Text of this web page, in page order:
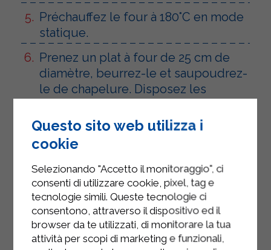
Préchauffez le four à 180°C en mode
statique.
Prenez un plat à four de 25 cm de
diamètre, beurrez-le et saupoudrez-
le de chapelure. Disposez les
une première couche, sans les
superposer, puis ajoutez la moitié
des oignons cuits.
Recouvrir d'un peu de béchamel
Sterilgarda et parsemer de persil
haché.
Répétez les couches en ajoutant
Questo sito web utilizza i
cookie
Selezionando "Accetto il monitoraggio", ci
consenti di utilizzare cookie, pixel, tag e
tecnologie simili. Queste tecnologie ci
consentono, attraverso il dispositivo ed il
browser da te utilizzati, di monitorare la tua
attività per scopi di marketing e funzionali,